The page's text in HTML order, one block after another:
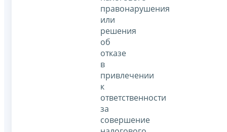
правонарушения
или
решения
об
отказе
в
привлечении
к
ответственности
за
совершение